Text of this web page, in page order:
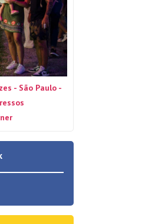
- São Paulo -